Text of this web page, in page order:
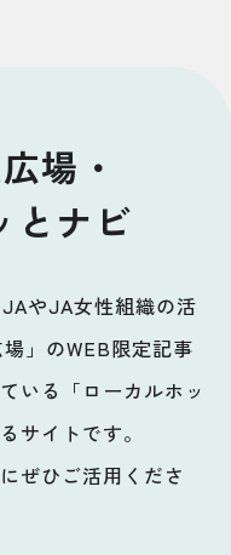
場・
とナビ
やJA女性組織の活
」のWEB限定記事
いる「ローカルホッ
サイトです。
ぜひご活用くださ